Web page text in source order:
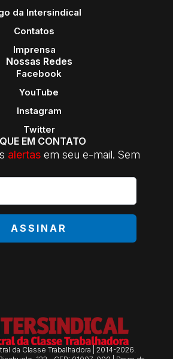
da Intersindical
Contatos
Imprensa
Nossas Redes
Facebook
YouTube
Instagram
Twitter
EM CONTATO
alertas em seu e-mail. Sem
ASSINAR
da Classe Trabalhadora | 2014-2026.